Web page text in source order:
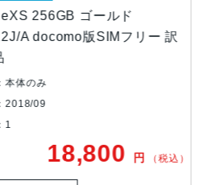
RAM 4GB
生体認証
2018
256GB ゴールド
A docomo版SIMフリー 訳
のみ
09
18,800円 （税込）